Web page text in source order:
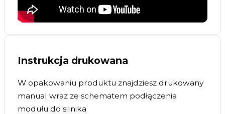
Instrukcja drukowana
W opakowaniu produktu znajdziesz drukowany
manual wraz ze schematem podłączenia
modułu do silnika